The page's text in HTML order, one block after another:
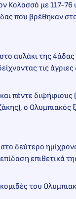
Κολοσσό με 117-
που βρέθηκαν
αυλάκι της
τις άγριες
πέντε
ο
δεύτερο
επιθετικά
του